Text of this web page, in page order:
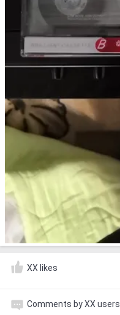
XX likes
Comments by XX users